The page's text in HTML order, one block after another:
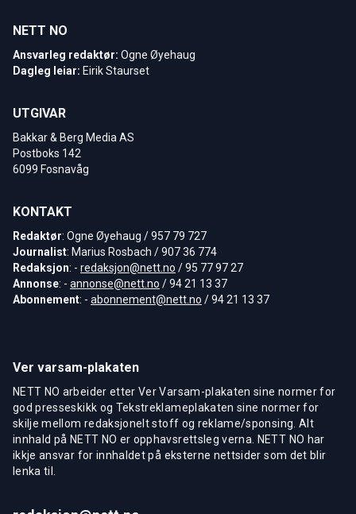
NETT NO
Ansvarleg redaktør: Ogne Øyehaug
Dagleg leiar: Eirik Staurset
UTGIVAR
Bakkar & Berg Media AS
Postboks 142
6099 Fosnavåg
KONTAKT
Redaktør: Ogne Øyehaug / 957 79 727
Journalist: Marius Rosbach / 907 36 774
Redaksjon: - redaksjon@nett.no / 95 77 97 27
Annonse: - annonse@nett.no / 94 21 13 37
Abonnement: - abonnement@nett.no / 94 21 13 37
Ver varsam-plakaten
NETT NO arbeider etter Ver Varsam-plakaten sine normer for
god presseskikk og Tekstreklameplakaten sine normer for
skilje mellom redaksjonelt stoff og reklame/sponsing. Alt
innhald på NETT NO er opphavsrettsleg verna. NETT NO har
ikkje ansvar for innhaldet på eksterne nettsider som det blir
lenka til.